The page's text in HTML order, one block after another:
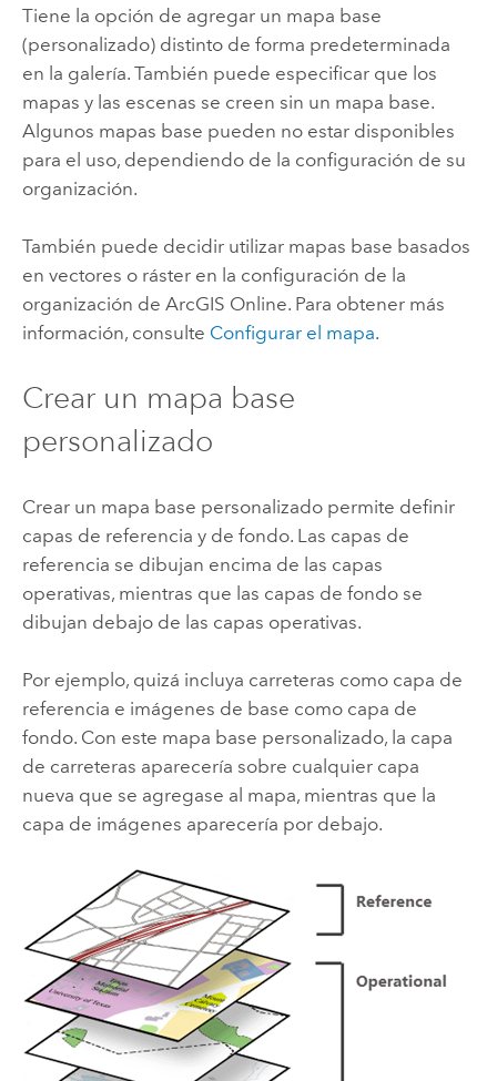
Tiene la opción de agregar un mapa base
(personalizado) distinto de forma predeterminada
en la galería. También puede especificar que los
mapas y las escenas se creen sin un mapa base.
Algunos mapas base pueden no estar disponibles
para el uso, dependiendo de la configuración de su
organización.
También puede decidir utilizar mapas base basados
en vectores o ráster en la configuración de la
organización de ArcGIS Online. Para obtener más
información, consulte Configurar el mapa.
Crear un mapa base
personalizado
Crear un mapa base personalizado permite definir
capas de referencia y de fondo. Las capas de
referencia se dibujan encima de las capas
operativas, mientras que las capas de fondo se
dibujan debajo de las capas operativas.
Por ejemplo, quizá incluya carreteras como capa de
referencia e imágenes de base como capa de
fondo. Con este mapa base personalizado, la capa
de carreteras aparecería sobre cualquier capa
nueva que se agregase al mapa, mientras que la
capa de imágenes aparecería por debajo.